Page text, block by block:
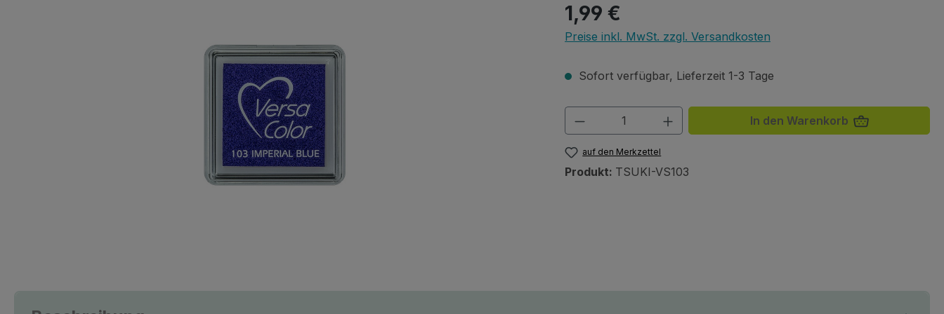
Regulärer Preis:
1,99 €
Preise inkl. MwSt. zzgl. Versandkosten
Sofort verfügbar, Lieferzeit 1-3 Tage
Produkt Anzahl: Gib den gewünschten Wert
In den Warenkorb
auf den Merkzettel
Produkt: TSUKI-VS103